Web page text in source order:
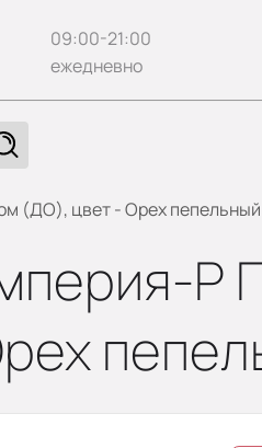
09:00-21:00
ежедневно
(ДО), цвет - Орех пепельный
Р